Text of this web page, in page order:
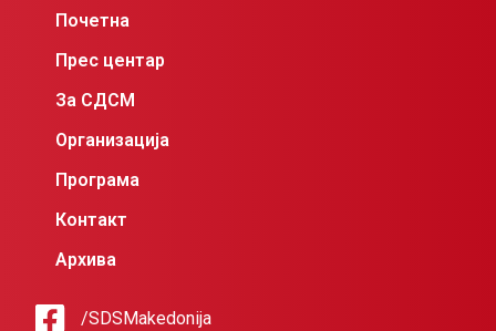
Почетна
Прес центар
За СДСМ
Организација
Програма
Контакт
Архива
/SDSMakedonija